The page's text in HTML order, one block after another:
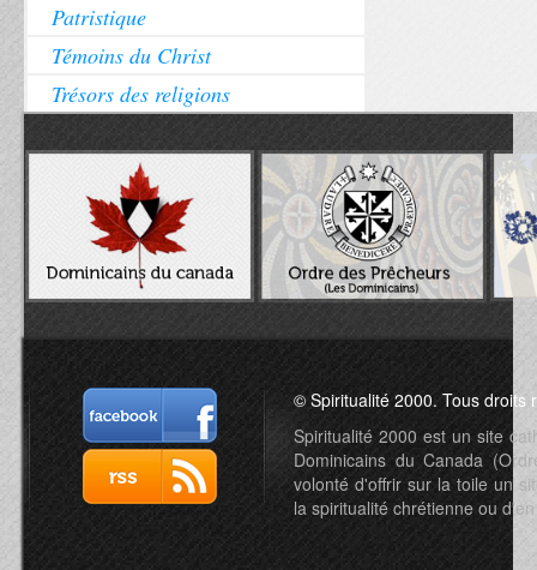
Patristique
Témoins du Christ
Trésors des religions
© Spiritualité 2000. Tous droits
Spiritualité 2000 est un site
Dominicains du Canada
volonté d'offrir sur la toile un
la spiritualité chrétienne ou